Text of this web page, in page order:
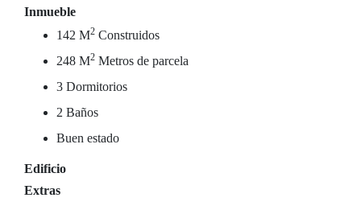
Inmueble
142 M2 Construidos
248 M2 Metros de parcela
3 Dormitorios
2 Baños
Buen estado
Edificio
Extras